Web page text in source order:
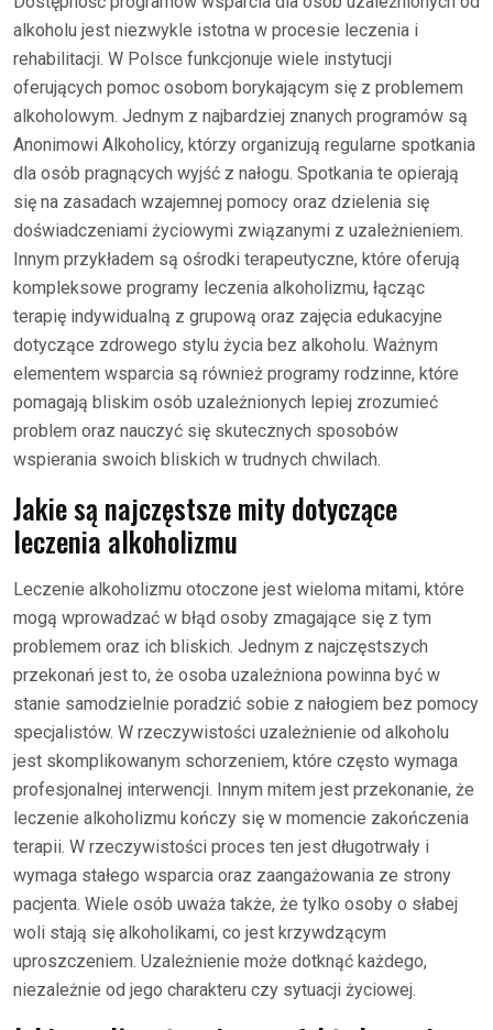
alkoholu jest niezwykle istotna w procesie leczenia i
rehabilitacji. W Polsce funkcjonuje wiele instytucji
oferujących pomoc osobom borykającym się z problemem
alkoholowym. Jednym z najbardziej znanych programów są
Anonimowi Alkoholicy, którzy organizują regularne spotkania
dla osób pragnących wyjść z nałogu. Spotkania te opierają
się na zasadach wzajemnej pomocy oraz dzielenia się
doświadczeniami życiowymi związanymi z uzależnieniem.
Innym przykładem są ośrodki terapeutyczne, które oferują
kompleksowe programy leczenia alkoholizmu, łącząc
terapię indywidualną z grupową oraz zajęcia edukacyjne
dotyczące zdrowego stylu życia bez alkoholu. Ważnym
elementem wsparcia są również programy rodzinne, które
pomagają bliskim osób uzależnionych lepiej zrozumieć
problem oraz nauczyć się skutecznych sposobów
wspierania swoich bliskich w trudnych chwilach.
Jakie są najczęstsze mity dotyczące
leczenia alkoholizmu
Leczenie alkoholizmu otoczone jest wieloma mitami, które
mogą wprowadzać w błąd osoby zmagające się z tym
problemem oraz ich bliskich. Jednym z najczęstszych
przekonań jest to, że osoba uzależniona powinna być w
stanie samodzielnie poradzić sobie z nałogiem bez pomocy
specjalistów. W rzeczywistości uzależnienie od alkoholu
jest skomplikowanym schorzeniem, które często wymaga
profesjonalnej interwencji. Innym mitem jest przekonanie, że
leczenie alkoholizmu kończy się w momencie zakończenia
terapii. W rzeczywistości proces ten jest długotrwały i
wymaga stałego wsparcia oraz zaangażowania ze strony
pacjenta. Wiele osób uważa także, że tylko osoby o słabej
woli stają się alkoholikami, co jest krzywdzącym
uproszczeniem. Uzależnienie może dotknąć każdego,
niezależnie od jego charakteru czy sytuacji życiowej.